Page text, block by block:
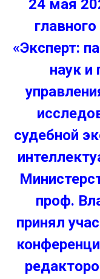
24 мая
«Эксперт:
наук и
судебной
проф.
принял